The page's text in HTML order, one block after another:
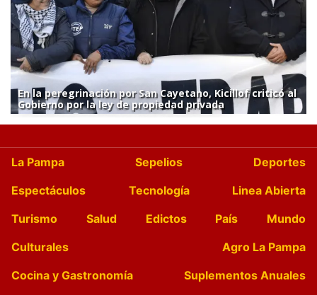
En la peregrinación por San Cayetano, Kicillof criticó al
Gobierno por la ley de propiedad privada
La Pampa Sepelios
Deportes
Espectáculos
Tecnología
Linea Abierta
Turismo
Salud Edictos País
Mundo
Culturales
Agro La Pampa
Cocina y Gastronomía
Suplementos Anuales